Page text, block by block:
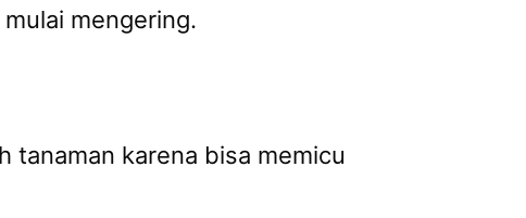
mengering.
tanaman karena bisa memicu